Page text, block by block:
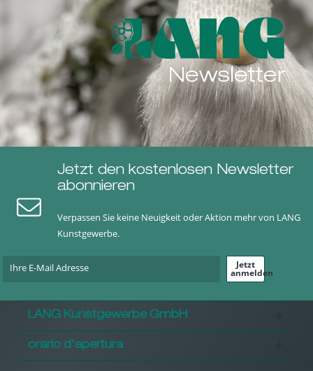
Newsletter
Jetzt den kostenlosen Newsletter
abonnieren
Verpassen Sie keine Neuigkeit oder Aktion mehr von LANG
Kunstgewerbe.
Jetzt
anmelden
LANG Kunstgewerbe GmbH
orario d'apertura